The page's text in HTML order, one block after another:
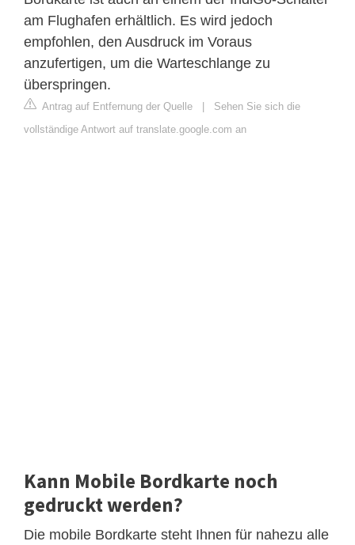
am Flughafen erhältlich. Es wird jedoch
empfohlen, den Ausdruck im Voraus
anzufertigen, um die Warteschlange zu
überspringen.
Antrag auf Entfernung der Quelle
Sehen Sie sich die
vollständige Antwort auf translate.google.com an
Kann Mobile Bordkarte noch
gedruckt werden?
Die mobile Bordkarte steht Ihnen für nahezu alle